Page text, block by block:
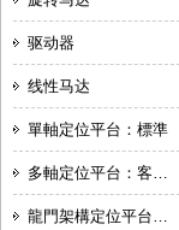
驱动器
线性马达
單軸定位平台：標準
多軸定位平台：客製化
龍門架構定位平台：客製化